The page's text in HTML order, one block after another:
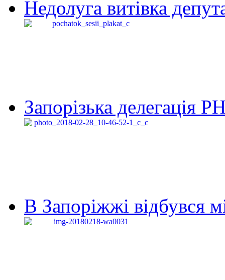
Недолуга витівка
Запорізька делегація
В Запоріжжі відбувся